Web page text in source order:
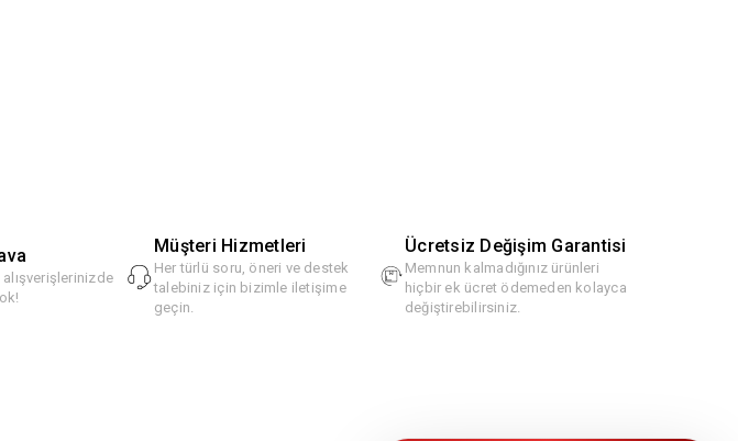
Müşteri Hizmetleri
Her türlü soru, öneri ve destek
talebiniz için bizimle iletişime
geçin.
Ücretsiz Değişim Garantisi
Memnun kalmadığınız ürünleri
hiçbir ek ücret ödemeden kolayca
değiştirebilirsiniz.